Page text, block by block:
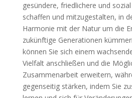
gesündere, friedlichere und
schaffen und mitzugestalten, in
Harmonie mit der Natur um die
zukünftige Generationen
können Sie sich einem
Vielfalt anschließen und die
Zusammenarbeit erweitern,
gegenseitig stärken, indem Sie